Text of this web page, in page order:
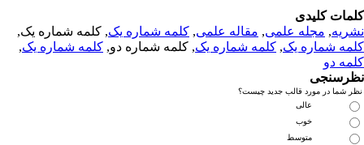
کلیدی
,مجله علمی, مقاله علمی, کلمه شماره یک, کلمه شماره یک,
شماره یک,کلمه شماره یک, کلمه شماره دو,کلمه شماره یک,
دو
شما در مورد قالب جدید چیست؟
عالی
خوب
متوسط